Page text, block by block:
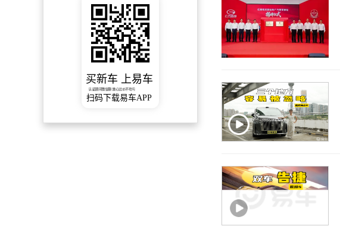
买新车 上易车
认证顾问微信聊 放心比价不吃亏
扫码下载易车APP